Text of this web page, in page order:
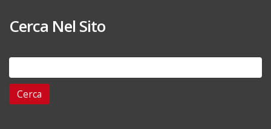
Cerca Nel Sito
Ricerca
per: